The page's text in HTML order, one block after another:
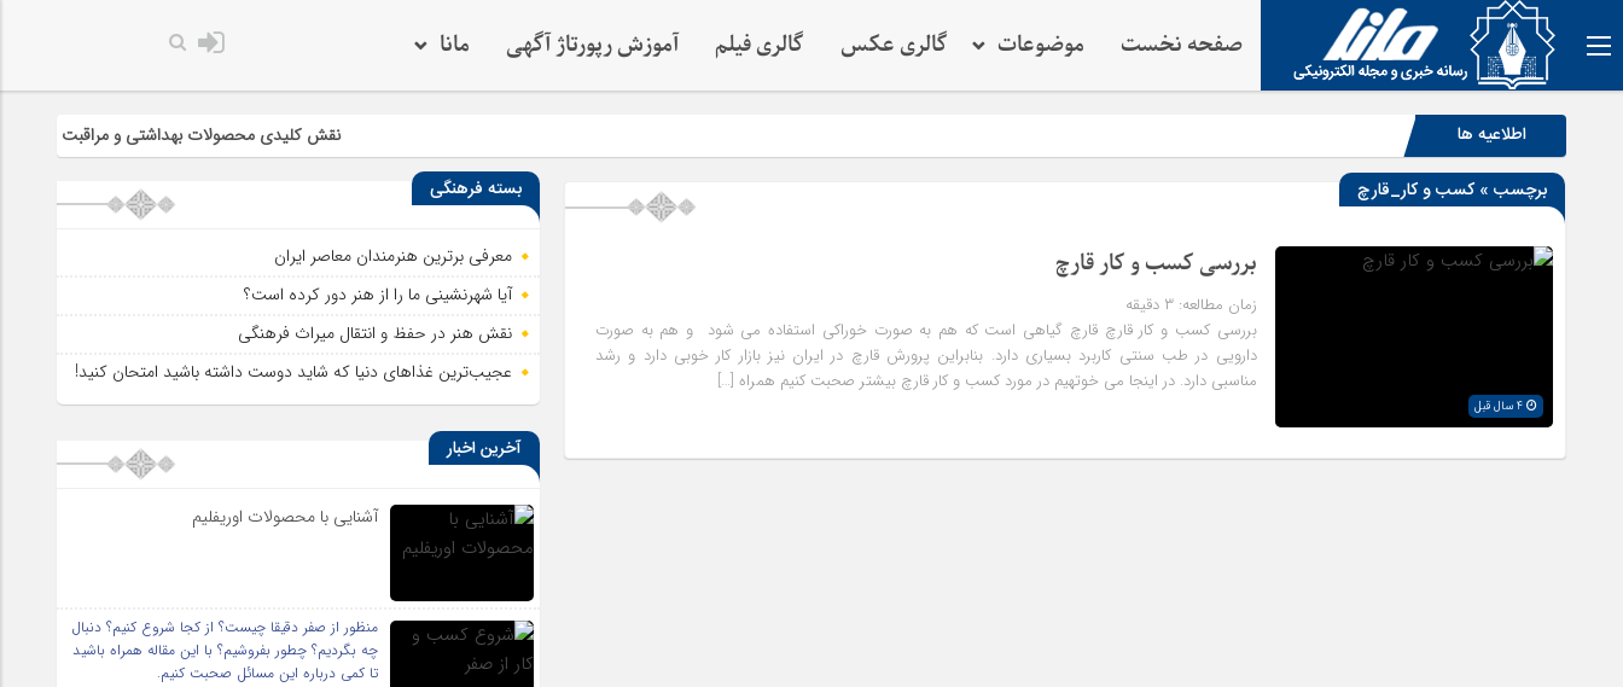
صفحه نخست موضوعات گالری عکس گالری فیلم آموزش رپورتاژ آگهی مانا
اطلاعیه ها نقش کلیدی محصولات بهداشتی و مراقبت از پوست در
برچسب » کسب و کار_قارچ
بررسی کسب و کار قارچ
زمان مطالعه:۳ دقیقه
بررسی کسب و کار قارچ قارچ گیاهی است که هم به صورت خوراکی استفاده می شود و هم به صورت
دارویی در طب سنتی کاربرد بسیاری دارد. بنابراین پرورش قارچ در ایران نیز بازار کار خوبی دارد و رشد
مناسبی دارد. در اینجا می خوتهیم در مورد کسب و کار قارچ بیشتر صحبت کنیم همراه […]
بسته فرهنگی
معرفی برترین هنرمندان معاصر ایران
آیا شهرنشینی ما را از هنر دور کرده است؟
نقش هنر در حفظ و انتقال میراث فرهنگی
عجیب‌ترین غذاهای دنیا که شاید دوست داشته باشید امتحان کنید!
آخرین اخبار
آشنایی با محصولات اوریفلیم
منظور از صفر دقیقا چیست؟ از کجا شروع کنیم؟ دنبال
چه بگردیم؟ چطور بفروشیم؟ با این مقاله همراه باشید
تا کمی درباره این مسائل صحبت کنیم.